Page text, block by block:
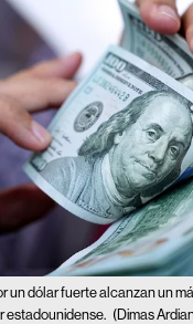
un dólar fuerte alcanzan un
estadounidense. (Dimas